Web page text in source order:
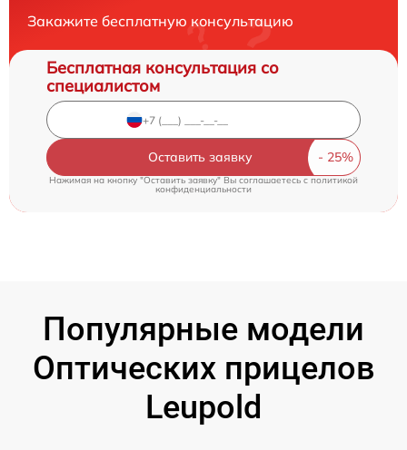
Закажите бесплатную консультацию
Бесплатная консультация со
специалистом
Оставить заявку
Нажимая на кнопку "Оставить заявку" Вы соглашаетесь cполитикой
конфиденциальности
Популярные модели
Оптических прицелов
Leupold